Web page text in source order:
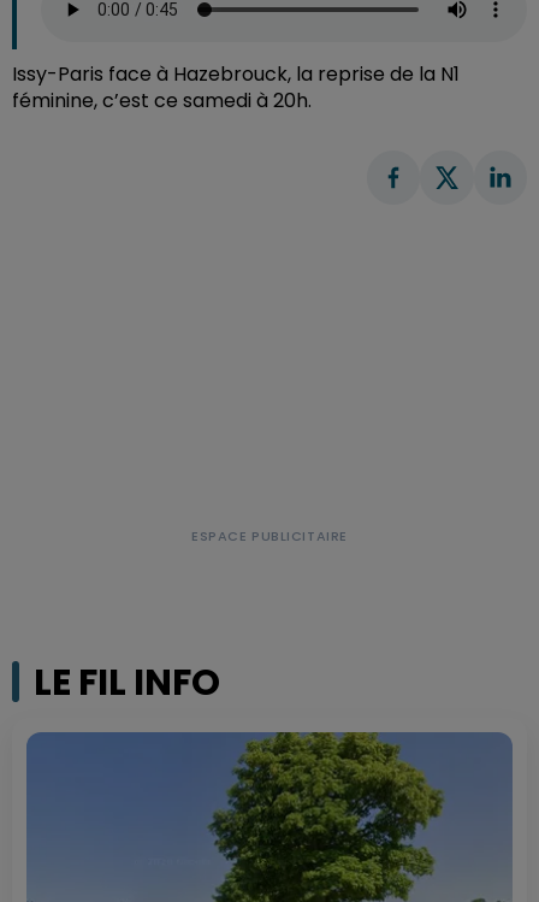
Issy-Paris face à Hazebrouck, la reprise de la N1
féminine, c’est ce samedi à 20h.
LE FIL INFO